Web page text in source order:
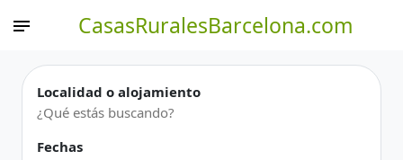
CasasRuralesBarcelona.com
Localidad o alojamiento
Fechas